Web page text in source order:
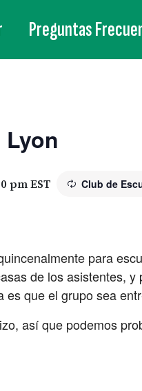
Preguntas
pmEST Club de
para
de los asistentes,
que el grupo sea
así que podemos